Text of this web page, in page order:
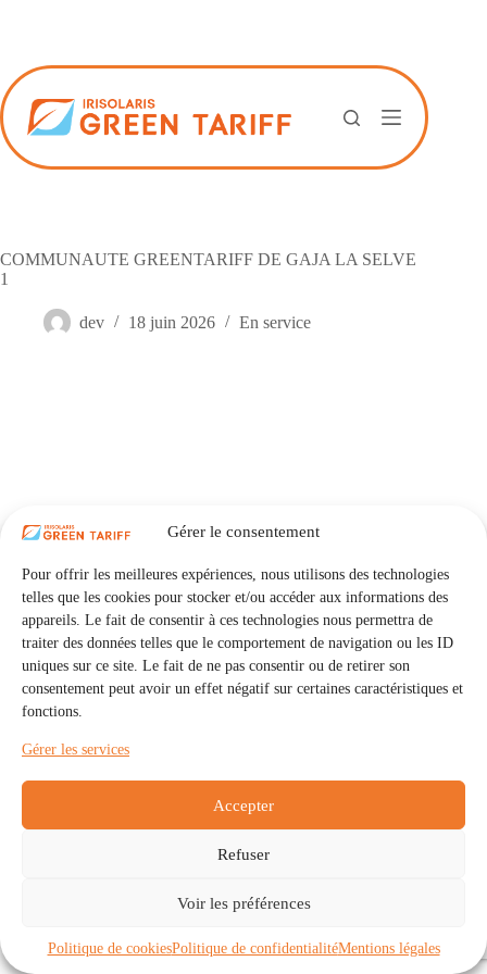
Gérer le consentement
Pour offrir les meilleures expériences, nous utilisons des technologies
telles que les cookies pour stocker et/ou accéder aux informations des
appareils. Le fait de consentir à ces technologies nous permettra de
traiter des données telles que le comportement de navigation ou les ID
uniques sur ce site. Le fait de ne pas consentir ou de retirer son
consentement peut avoir un effet négatif sur certaines caractéristiques et
fonctions.
Gérer les services
Accepter
Refuser
Voir les préférences
Politique de cookiesPolitique de confidentialitéMentions légales
COMMUNAUTE GREENTARIFF DE GAJA LA SELVE
1
dev 18 juin 2026 En service
Communautés
À propos
Politique de cookies (UE)